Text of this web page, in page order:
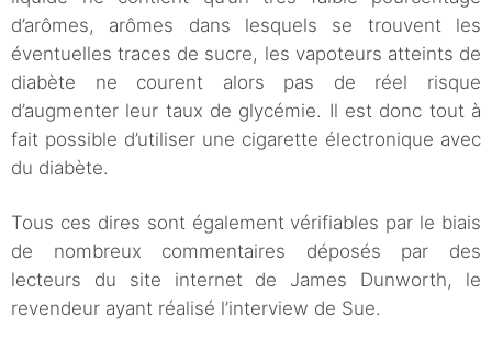
d’arômes, arômes dans lesquels se trouvent les
éventuelles traces de sucre, les vapoteurs atteints de
diabète ne courent alors pas de réel risque
d’augmenter leur taux de glycémie. Il est donc tout à
fait possible d’utiliser une cigarette électronique avec
du diabète.
Tous ces dires sont également vérifiables par le biais
de nombreux commentaires déposés par des
lecteurs du site internet de James Dunworth, le
revendeur ayant réalisé l’interview de Sue.